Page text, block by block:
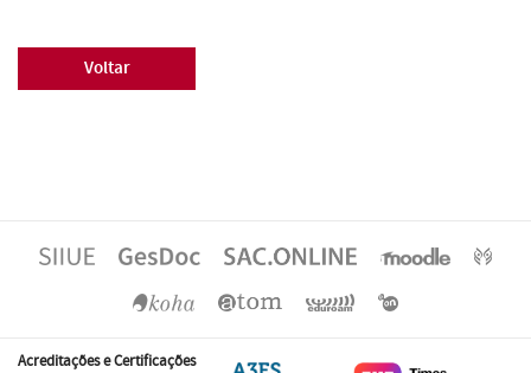
Voltar
Acreditações e Certificações